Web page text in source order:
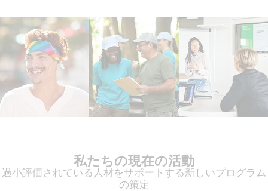
私たちの現在の活動
過小評価されている人材をサポートする新しいプログラム
の策定